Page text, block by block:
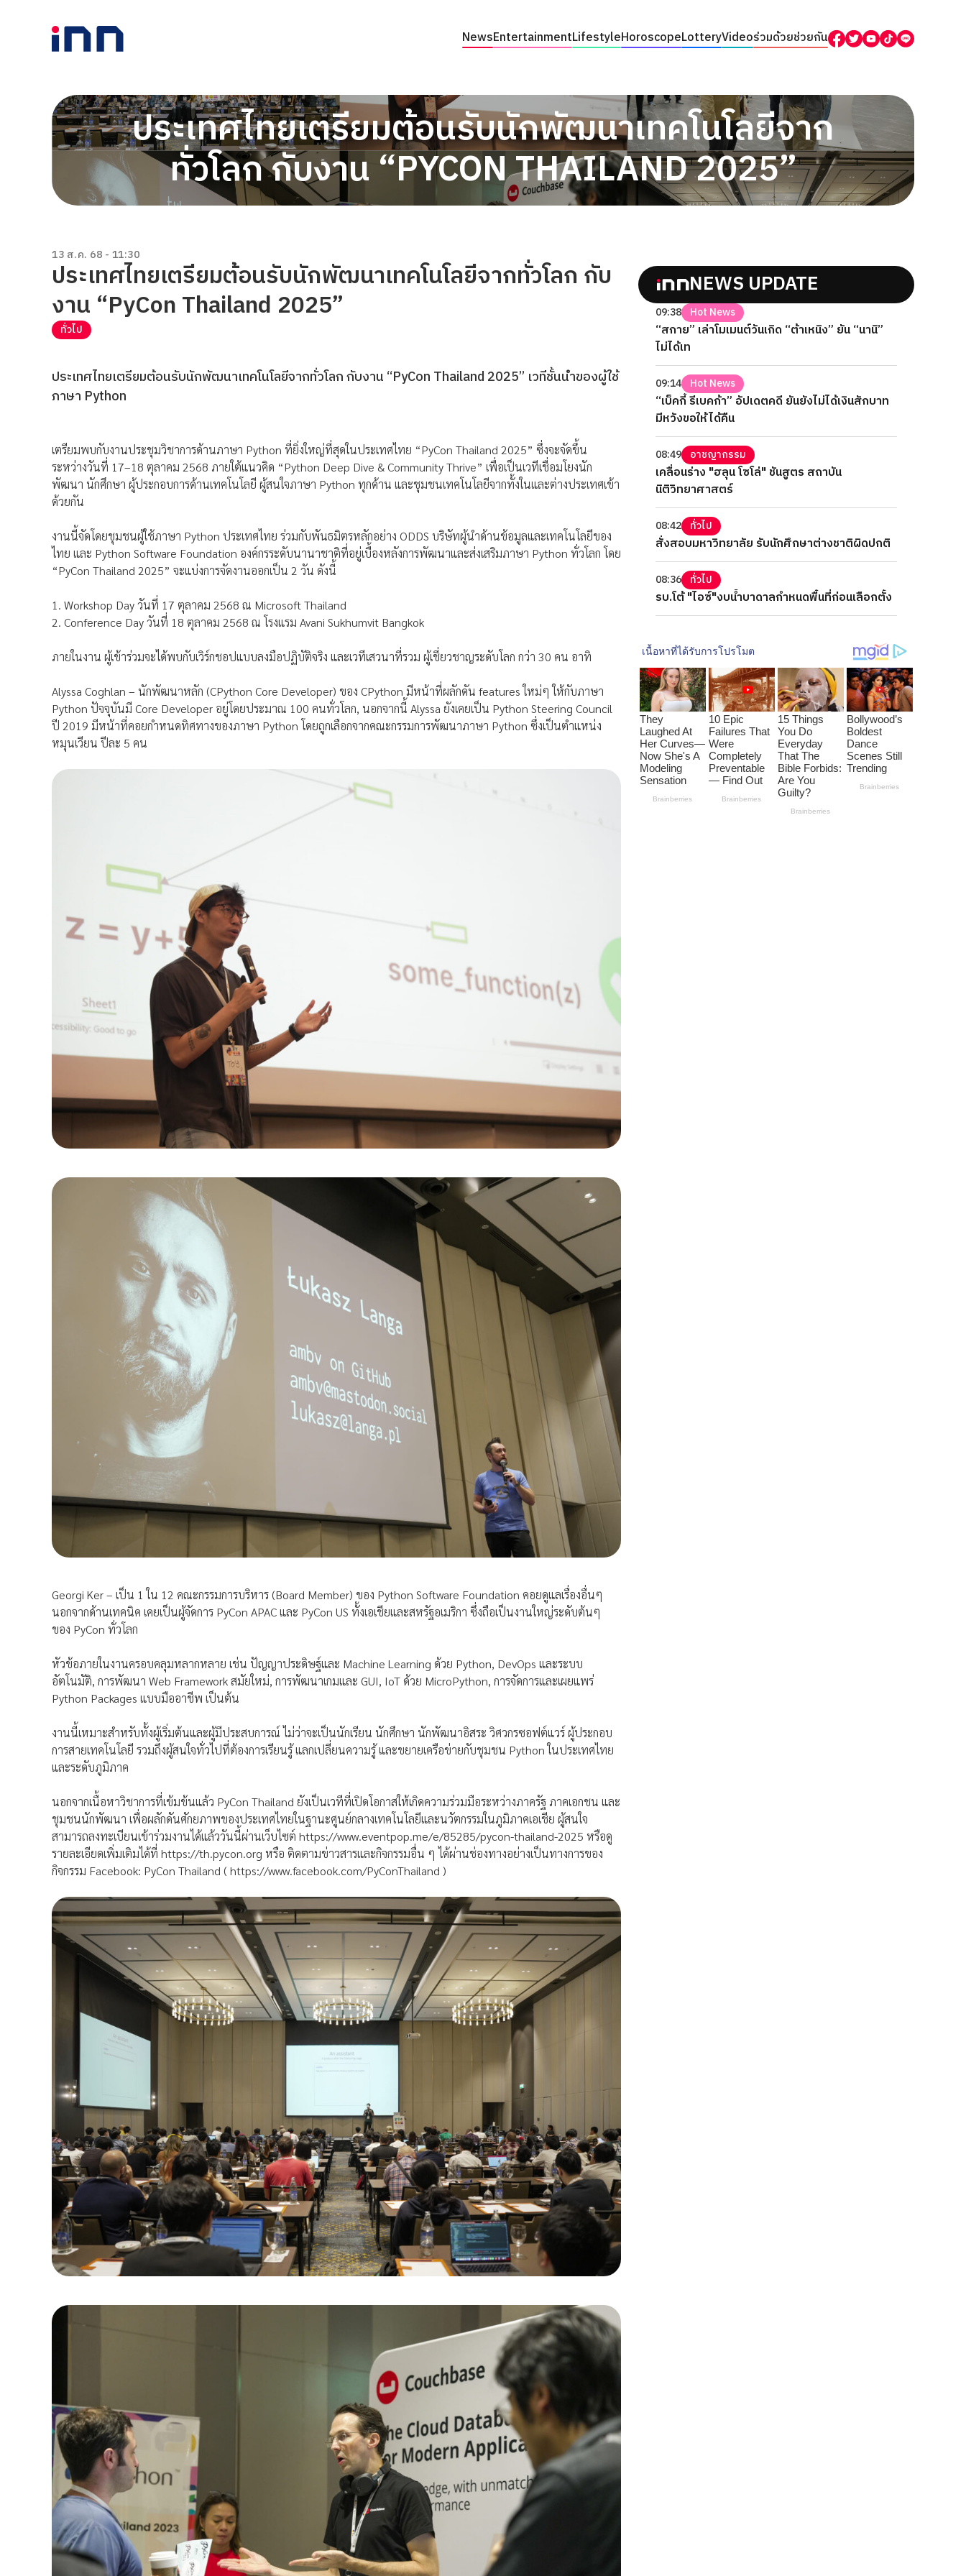
NewsEntertainmentLifestyleHoroscopeLotteryVideoร่วมด้วยช่วยกัน
ประเทศไทยเตรียมต้อนรับนักพัฒนาเทคโนโลยีจาก
ทั่วโลก กับงาน “PYCON THAILAND 2025”
13 ส.ค. 68 - 11:30
ประเทศไทยเตรียมต้อนรับนักพัฒนาเทคโนโลยีจากทั่วโลก กับ
งาน “PyCon Thailand 2025”
ทั่วไป
ประเทศไทยเตรียมต้อนรับนักพัฒนาเทคโนโลยีจากทั่วโลก กับงาน “PyCon Thailand 2025” เวทีชั้นนำของผู้ใช้
ภาษา Python
เตรียมพบกับงานประชุมวิชาการด้านภาษา Python ที่ยิ่งใหญ่ที่สุดในประเทศไทย “PyCon Thailand 2025” ซึ่งจะจัดขึ้น
ระหว่างวันที่ 17–18 ตุลาคม 2568 ภายใต้แนวคิด “Python Deep Dive & Community Thrive” เพื่อเป็นเวทีเชื่อมโยงนัก
พัฒนา นักศึกษา ผู้ประกอบการด้านเทคโนโลยี ผู้สนใจภาษา Python ทุกด้าน และชุมชนเทคโนโลยีจากทั้งในและต่างประเทศเข้า
ด้วยกัน
งานนี้จัดโดยชุมชนผู้ใช้ภาษา Python ประเทศไทย ร่วมกับพันธมิตรหลักอย่าง ODDS บริษัทผู้นำด้านข้อมูลและเทคโนโลยีของ
ไทย และ Python Software Foundation องค์กรระดับนานาชาติที่อยู่เบื้องหลังการพัฒนาและส่งเสริมภาษา Python ทั่วโลก โดย
“PyCon Thailand 2025” จะแบ่งการจัดงานออกเป็น 2 วัน ดังนี้
1. Workshop Day วันที่ 17 ตุลาคม 2568 ณ Microsoft Thailand
2. Conference Day วันที่ 18 ตุลาคม 2568 ณ โรงแรม Avani Sukhumvit Bangkok
ภายในงาน ผู้เข้าร่วมจะได้พบกับเวิร์กชอปแบบลงมือปฏิบัติจริง และเวทีเสวนาที่รวม ผู้เชี่ยวชาญระดับโลก กว่า 30 คน อาทิ
Alyssa Coghlan – นักพัฒนาหลัก (CPython Core Developer) ของ CPython มีหน้าที่ผลักดัน features ใหม่ๆ ให้กับภาษา
Python ปัจจุบันมี Core Developer อยู่โดยประมาณ 100 คนทั่วโลก, นอกจากนี้ Alyssa ยังเคยเป็น Python Steering Council
ปี 2019 มีหน้าที่คอยกำหนดทิศทางของภาษา Python โดยถูกเลือกจากคณะกรรมการพัฒนาภาษา Python ซึ่งเป็นตำแหน่ง
หมุนเวียน ปีละ 5 คน
Georgi Ker – เป็น 1 ใน 12 คณะกรรมการบริหาร (Board Member) ของ Python Software Foundation คอยดูแลเรื่องอื่นๆ
นอกจากด้านเทคนิค เคยเป็นผู้จัดการ PyCon APAC และ PyCon US ทั้งเอเชียและสหรัฐอเมริกา ซึ่งถือเป็นงานใหญ่ระดับต้นๆ
ของ PyCon ทั่วโลก
หัวข้อภายในงานครอบคลุมหลากหลาย เช่น ปัญญาประดิษฐ์และ Machine Learning ด้วย Python, DevOps และระบบ
อัตโนมัติ, การพัฒนา Web Framework สมัยใหม่, การพัฒนาเกมและ GUI, IoT ด้วย MicroPython, การจัดการและเผยแพร่
Python Packages แบบมืออาชีพ เป็นต้น
งานนี้เหมาะสำหรับทั้งผู้เริ่มต้นและผู้มีประสบการณ์ ไม่ว่าจะเป็นนักเรียน นักศึกษา นักพัฒนาอิสระ วิศวกรซอฟต์แวร์ ผู้ประกอบ
การสายเทคโนโลยี รวมถึงผู้สนใจทั่วไปที่ต้องการเรียนรู้ แลกเปลี่ยนความรู้ และขยายเครือข่ายกับชุมชน Python ในประเทศไทย
และระดับภูมิภาค
นอกจากเนื้อหาวิชาการที่เข้มข้นแล้ว PyCon Thailand ยังเป็นเวทีที่เปิดโอกาสให้เกิดความร่วมมือระหว่างภาครัฐ ภาคเอกชน และ
ชุมชนนักพัฒนา เพื่อผลักดันศักยภาพของประเทศไทยในฐานะศูนย์กลางเทคโนโลยีและนวัตกรรมในภูมิภาคเอเชีย ผู้สนใจ
สามารถลงทะเบียนเข้าร่วมงานได้แล้ววันนี้ผ่านเว็บไซต์ https://www.eventpop.me/e/85285/pycon-thailand-2025 หรือดู
รายละเอียดเพิ่มเติมได้ที่ https://th.pycon.org หรือ ติดตามข่าวสารและกิจกรรมอื่น ๆ ได้ผ่านช่องทางอย่างเป็นทางการของ
กิจกรรม Facebook: PyCon Thailand ( https://www.facebook.com/PyConThailand )
NEWS UPDATE
09:38 Hot News
“สกาย” เล่าโมเมนต์วันเกิด “ต้าเหนิง” ยัน “นานิ”
ไม่ได้เท
09:14 Hot News
“เบ็คกี้ รีเบคก้า” อัปเดตคดี ยันยังไม่ได้เงินสักบาท
มีหวังขอให้ได้คืน
08:49 อาชญากรรม
เคลื่อนร่าง "ฮลุน โซโล่" ชันสูตร สถาบัน
นิติวิทยาศาสตร์
08:42 ทั่วไป
สั่งสอบมหาวิทยาลัย รับนักศึกษาต่างชาติผิดปกติ
08:36 ทั่วไป
รบ.โต้ "ไอซ์"งบน้ำบาดาลกำหนดพื้นที่ก่อนเลือกตั้ง